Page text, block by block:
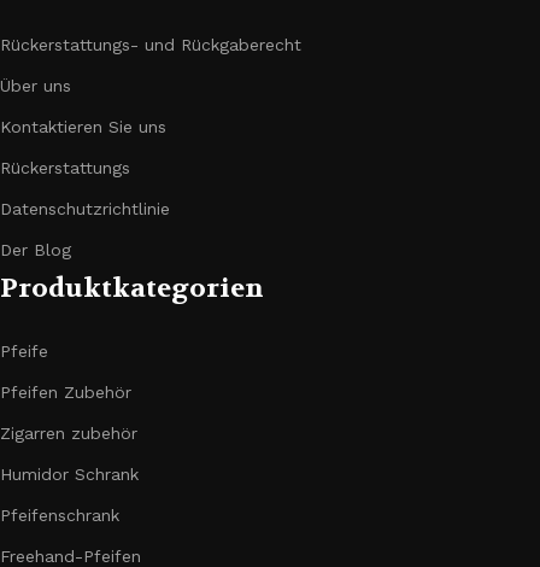
Rückerstattungs- und Rückgaberecht
Über uns
Kontaktieren Sie uns
Rückerstattungs
Datenschutzrichtlinie
Der Blog
Produktkategorien
Pfeife
Pfeifen Zubehör
Zigarren zubehör
Humidor Schrank
Pfeifenschrank
Freehand-Pfeifen